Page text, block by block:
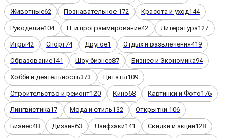
Животные62 Познавательное 172 Красота и уход144
Рукоделие104 IT и программирование42 Литература127
Игры42 Спорт74 Другое1 Отдых и развлечения419
Образование141 Шоу-бизнес87 Бизнес и Экономика94
Хобби и деятельность373 Цитаты109
Строительство и ремонт120 Кино68 Картинки и Фото176
Лингвистика17 Мода и стиль132 Открытки 106
Бизнес48 Дизайн63 Лайфхаки141 Скидки и акции128